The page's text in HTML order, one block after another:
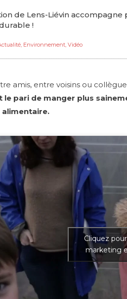
de Lens-Liévin
!
, Environnement, Vidéo
amis, entre voisins ou
le pari de manger plus
alimentaire.
Cliquez
marketing